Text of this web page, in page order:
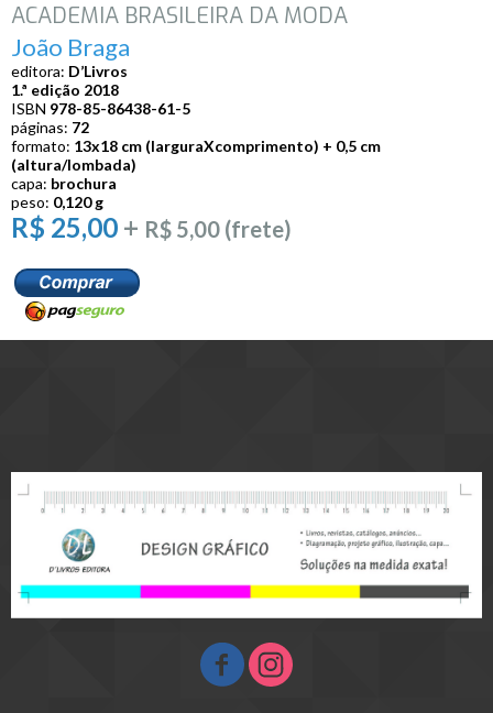
ACADEMIA BRASILEIRA DA MODA
João Braga
editora: D’Livros
1.ª edição 2018
ISBN 978-85-86438-61-5
páginas: 72
formato: 13x18 cm (larguraXcomprimento) + 0,5 cm
(altura/lombada)
capa: brochura
peso: 0,120 g
R$ 25,00 + R$ 5,00 (frete)